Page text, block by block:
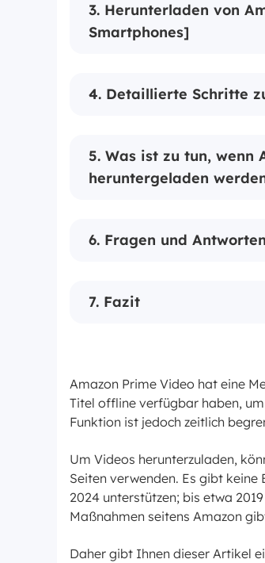
3. Herunterladen von
Smartphones]
4. Detaillierte Schritte
5. Was ist zu tun, wenn
heruntergeladen
6. Fragen und
7. Fazit
Amazon Prime Video hat eine
Titel offline verfügbar haben,
Funktion ist jedoch zeitlich
Um Videos herunterzuladen,
Seiten verwenden. Es gibt
2024 unterstützen; bis etwa
Maßnahmen seitens Amazon
Daher gibt Ihnen dieser Artikel